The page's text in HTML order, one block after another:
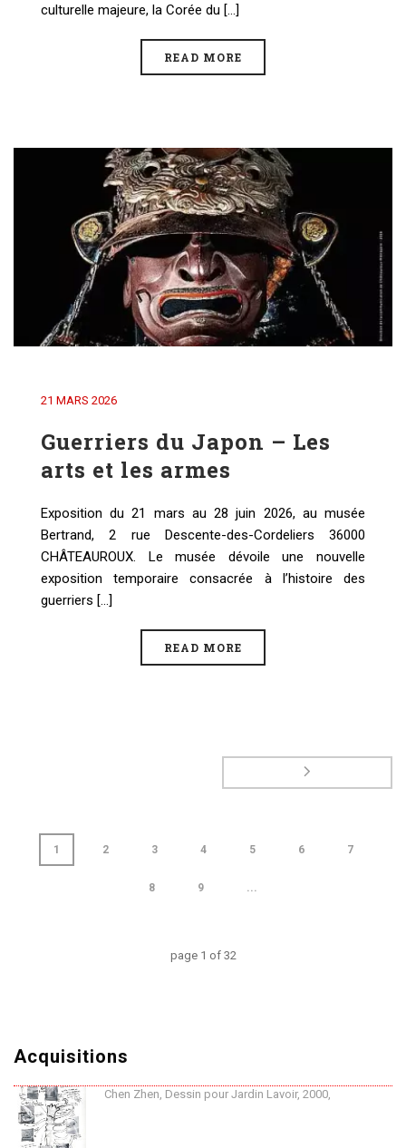
culturelle majeure, la Corée du [...]
READ MORE
21 MARS 2026
Guerriers du Japon – Les
arts et les armes
Exposition du 21 mars au 28 juin 2026, au musée
Bertrand, 2 rue Descente-des-Cordeliers 36000
CHÂTEAUROUX. Le musée dévoile une nouvelle
exposition temporaire consacrée à l’histoire des
guerriers [...]
READ MORE
1 2 3 4 5 6 7
8 9 ...
page 1 of 32
Acquisitions
Chen Zhen, Dessin pour Jardin Lavoir, 2000,